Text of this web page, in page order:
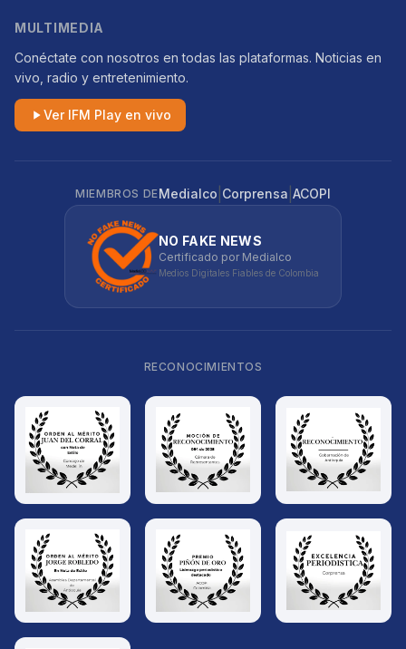
MULTIMEDIA
Conéctate con nosotros en todas las plataformas. Noticias en
vivo, radio y entretenimiento.
Ver IFM Play en vivo
MIEMBROS DEMedialco Corprensa ACOPI
NO FAKE NEWS
Certificado por Medialco
Medios Digitales Fiables de Colombia
RECONOCIMIENTOS